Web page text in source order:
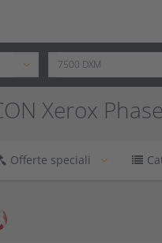
Xerox
Offerte speciali